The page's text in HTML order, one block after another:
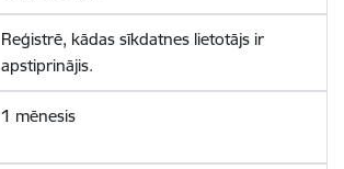
Reģistrē, kādas sīkdatnes lietotājs ir
apstiprinājis.
1 mēnesis